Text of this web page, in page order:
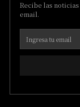
Recibe las
email.